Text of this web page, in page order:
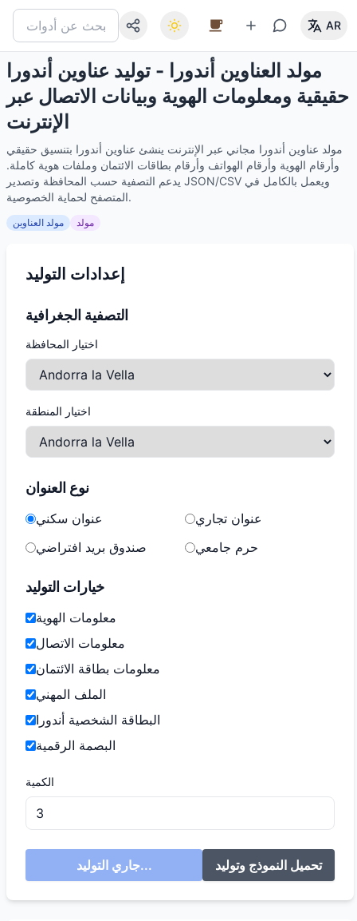
AR
مولد العناوين أندورا - توليد عناوين أندورا
حقيقية ومعلومات الهوية وبيانات الاتصال عبر
الإنترنت
مولد عناوين أندورا مجاني عبر الإنترنت ينشئ عناوين أندورا بتنسيق حقيقي
وأرقام الهوية وأرقام الهواتف وأرقام بطاقات الائتمان وملفات هوية كاملة.
يدعم التصفية حسب المحافظة وتصدير JSON/CSV ويعمل بالكامل في
المتصفح لحماية الخصوصية.
مولد العناوين مولد
إعدادات التوليد
التصفية الجغرافية
اختيار المحافظة
اختيار المنطقة
نوع العنوان
عنوان سكني
عنوان تجاري
صندوق بريد افتراضي
حرم جامعي
خيارات التوليد
معلومات الهوية
معلومات الاتصال
معلومات بطاقة الائتمان
الملف المهني
البطاقة الشخصية أندورا
البصمة الرقمية
الكمية
جاري التوليد... تحميل النموذج وتوليد